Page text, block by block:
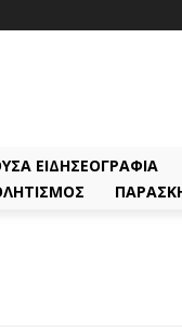
ΕΙΔΗΣΕΟΓΡΑΦΊΑ